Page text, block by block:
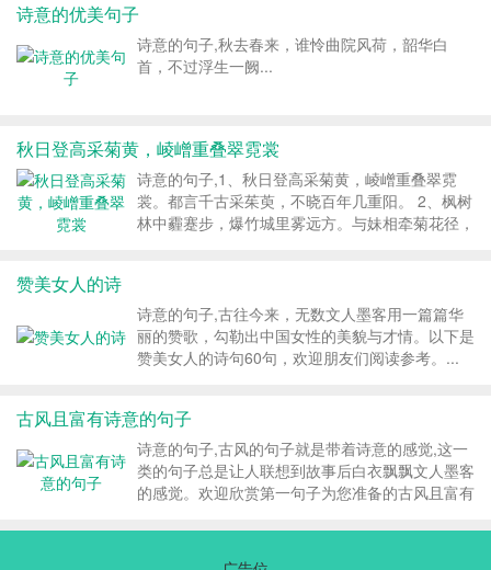
归去难抒离恨泪，来兮泪挂彩云端。...
诗意的优美句子
诗意的句子,秋去春来，谁怜曲院风荷，韶华白
首，不过浮生一阙...
秋日登高采菊黄，崚嶒重叠翠霓裳
诗意的句子,1、秋日登高采菊黄，崚嶒重叠翠霓
裳。都言千古采茱萸，不晓百年几重阳。 2、枫树
林中霾蹇步，爆竹城里雾远方。与妹相牵菊花径，
赞美女人的诗
诗意的句子,古往今来，无数文人墨客用一篇篇华
丽的赞歌，勾勒出中国女性的美貌与才情。以下是
赞美女人的诗句60句，欢迎朋友们阅读参考。...
古风且富有诗意的句子
诗意的句子,古风的句子就是带着诗意的感觉,这一
类的句子总是让人联想到故事后白衣飘飘文人墨客
的感觉。欢迎欣赏第一句子为您准备的古风且富有